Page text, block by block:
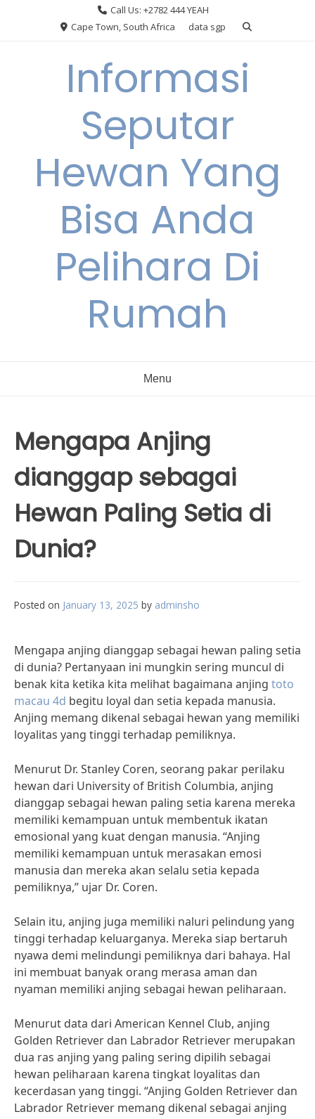
Call Us: +2782 444 YEAH
Cape Town, South Africa
data sgp
Informasi
Seputar
Hewan Yang
Bisa Anda
Pelihara Di
Rumah
Menu
Mengapa Anjing
dianggap sebagai
Hewan Paling Setia di
Dunia?
Posted on January 13, 2025 by adminsho
Mengapa anjing dianggap sebagai hewan paling setia
di dunia? Pertanyaan ini mungkin sering muncul di
benak kita ketika kita melihat bagaimana anjing toto
macau 4d begitu loyal dan setia kepada manusia.
Anjing memang dikenal sebagai hewan yang memiliki
loyalitas yang tinggi terhadap pemiliknya.
Menurut Dr. Stanley Coren, seorang pakar perilaku
hewan dari University of British Columbia, anjing
dianggap sebagai hewan paling setia karena mereka
memiliki kemampuan untuk membentuk ikatan
emosional yang kuat dengan manusia. “Anjing
memiliki kemampuan untuk merasakan emosi
manusia dan mereka akan selalu setia kepada
pemiliknya,” ujar Dr. Coren.
Selain itu, anjing juga memiliki naluri pelindung yang
tinggi terhadap keluarganya. Mereka siap bertaruh
nyawa demi melindungi pemiliknya dari bahaya. Hal
ini membuat banyak orang merasa aman dan
nyaman memiliki anjing sebagai hewan peliharaan.
Menurut data dari American Kennel Club, anjing
Golden Retriever dan Labrador Retriever merupakan
dua ras anjing yang paling sering dipilih sebagai
hewan peliharaan karena tingkat loyalitas dan
kecerdasan yang tinggi. “Anjing Golden Retriever dan
Labrador Retriever memang dikenal sebagai anjing